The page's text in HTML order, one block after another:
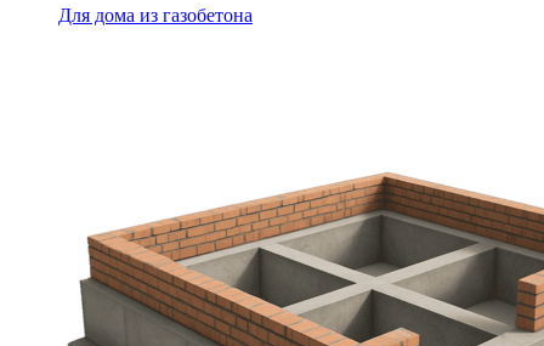
Для дома из газобетона